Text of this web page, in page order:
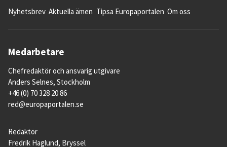
Nyhetsbrev Aktuella ämen Tipsa Europaportalen Om oss
Medarbetare
Chefredaktör och ansvarig utgivare
Anders Selnes, Stockholm
+46 (0) 70 328 20 86
red@europaportalen.se
Redaktör
Fredrik Haglund, Bryssel